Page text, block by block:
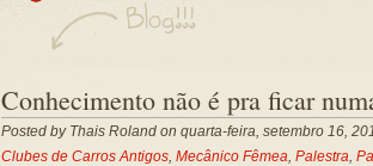
Conhecimento não é pra ficar
Posted by Thais Rolandon quarta-feira, setembro 16,
Clubes de Carros Antigos, Mecânico Fêmea, Palestra,